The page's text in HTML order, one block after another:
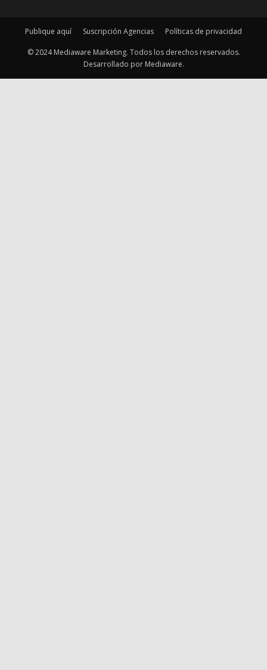
Publique aquí Suscripción Agencias Políticas de privacidad
© 2024 Mediaware Marketing. Todos los derechos reservados.
Desarrollado por Mediaware.